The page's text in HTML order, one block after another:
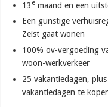
13 e maand en een
Een gunstige
Zeist gaat wonen
100% ov-vergoeding
woon-werkverkeer
25 vakantiedagen,
vakantiedagen te